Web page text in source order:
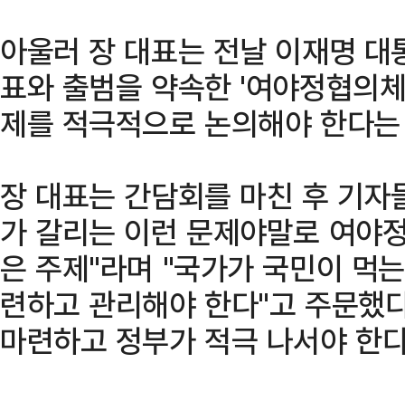
아울러 장 대표는 전날 이재명
표와 출범을 약속한 '여야정협의
제를 적극적으로 논의해야 한다
장 대표는 간담회를 마친 후 기
가 갈리는 이런 문제야말로 여야
은 주제"라며 "국가가 국민이 먹
련하고 관리해야 한다"고 주문했
마련하고 정부가 적극 나서야 한